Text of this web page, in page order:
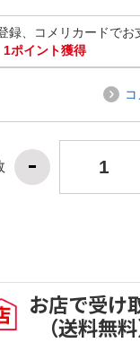
録、コメリカードでお
1ポイント獲得
お店で受け
（送料無料